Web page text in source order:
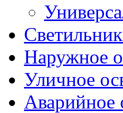
Наружное
Уличное
Аварийное